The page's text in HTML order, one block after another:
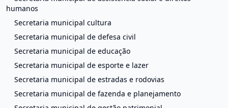
humanos
Secretaria municipal cultura
Secretaria municipal de defesa civil
Secretaria municipal de educação
Secretaria municipal de esporte e lazer
Secretaria municipal de estradas e rodovias
Secretaria municipal de fazenda e planejamento